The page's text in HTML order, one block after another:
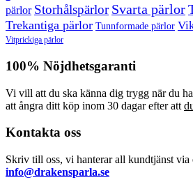
pärlor Storhålspärlor Svarta pärlor
Trekantiga pärlor Tunnformade pärlor
Vitprickiga pärlor
100% Nöjdhetsgaranti
Vi vill att du ska känna dig trygg när du
att ångra ditt köp inom 30 dagar efter att
Kontakta oss
Skriv till oss, vi hanterar all kundtjänst via
info@drakensparla.se